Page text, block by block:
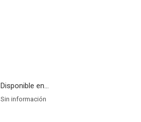
Disponible en...
Sin información